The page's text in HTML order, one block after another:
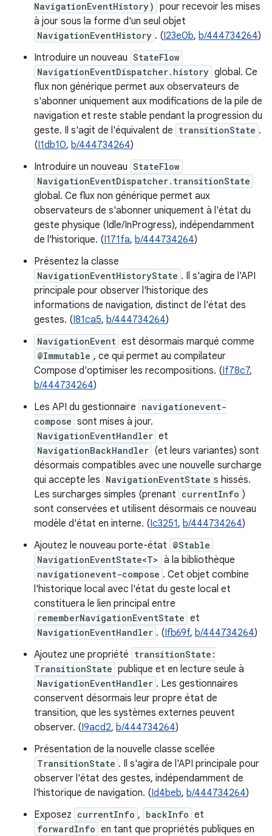
NavigationEventHistory) pour recevoir les mises
à jour sous la forme d'un seul objet
NavigationEventHistory . (I23e0b, b/444734264)
Introduire un nouveau StateFlow
NavigationEventDispatcher.history global. Ce
flux non générique permet aux observateurs de
s'abonner uniquement aux modifications de la pile de
navigation et reste stable pendant la progression du
geste. Il s'agit de l'équivalent de transitionState .
(I1db10, b/444734264)
Introduire un nouveau StateFlow
NavigationEventDispatcher.transitionState
global. Ce flux non générique permet aux
observateurs de s'abonner uniquement à l'état du
geste physique (Idle/InProgress), indépendamment
de l'historique. (I171fa, b/444734264)
Présentez la classe
NavigationEventHistoryState . Il s'agira de l'API
principale pour observer l'historique des
informations de navigation, distinct de l'état des
gestes. (I81ca5, b/444734264)
NavigationEvent est désormais marqué comme
@Immutable , ce qui permet au compilateur
Compose d'optimiser les recompositions. (If78c7,
b/444734264)
Les API du gestionnaire navigationevent-
compose sont mises à jour.
NavigationEventHandler et
NavigationBackHandler (et leurs variantes) sont
désormais compatibles avec une nouvelle surcharge
qui accepte les NavigationEventState s hissés.
Les surcharges simples (prenant currentInfo )
sont conservées et utilisent désormais ce nouveau
modèle d'état en interne. (Ic3251, b/444734264)
Ajoutez le nouveau porte-état @Stable
NavigationEventState<T> à la bibliothèque
navigationevent-compose . Cet objet combine
l'historique local avec l'état du geste local et
constituera le lien principal entre
rememberNavigationEventState et
NavigationEventHandler . (Ifb69f, b/444734264)
Ajoutez une propriété transitionState:
TransitionState publique et en lecture seule à
NavigationEventHandler . Les gestionnaires
conservent désormais leur propre état de
transition, que les systèmes externes peuvent
observer. (I9acd2, b/444734264)
Présentation de la nouvelle classe scellée
TransitionState . Il s'agira de l'API principale pour
observer l'état des gestes, indépendamment de
l'historique de navigation. (Id4beb, b/444734264)
Exposez currentInfo , backInfo et
forwardInfo en tant que propriétés publiques en